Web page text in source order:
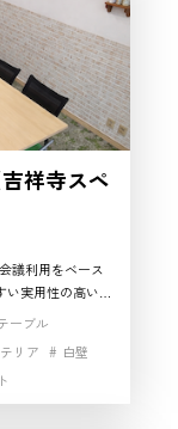
祥寺スペ
議利用をベース
実用性の高い一
などの設備がそ
はなく、利便性
、対談・物撮
えやすいおすすめ
ーブル
リア
白壁